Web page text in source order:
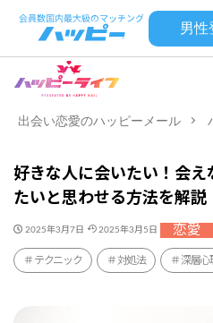
男性
出会い恋愛のハッピーメール
好きな人に会いたい！会
たいと思わせる方法を解説
2025年3月7日 2025年3月5日 恋愛
テクニック 対処法 深層心